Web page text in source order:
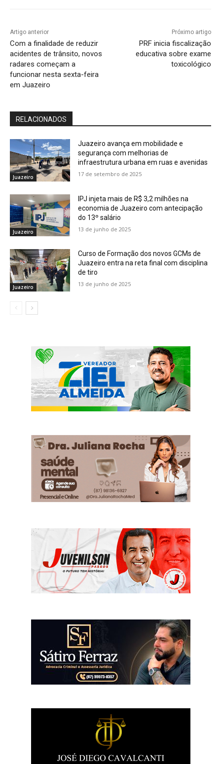
Artigo anterior
Com a finalidade de reduzir
acidentes de trânsito, novos
radares começam a
funcionar nesta sexta-feira
em Juazeiro
Próximo artigo
PRF inicia fiscalização
educativa sobre exame
toxicológico
RELACIONADOS
Juazeiro
Juazeiro avança em mobilidade e
segurança com melhorias de
infraestrutura urbana em ruas e avenidas
17 de setembro de 2025
Juazeiro
IPJ injeta mais de R$ 3,2 milhões na
economia de Juazeiro com antecipação
do 13º salário
13 de junho de 2025
Juazeiro
Curso de Formação dos novos GCMs de
Juazeiro entra na reta final com disciplina
de tiro
13 de junho de 2025